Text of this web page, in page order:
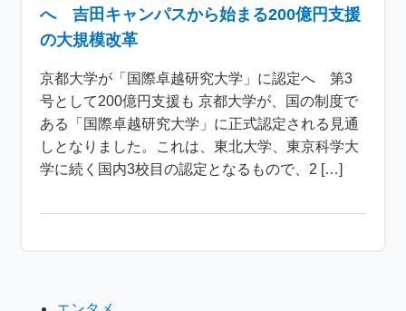
へ 吉田キャンパスから始まる200億円支援
の大規模改革
京都大学が「国際卓越研究大学」に認定へ 第3
号として200億円支援も 京都大学が、国の制度で
ある「国際卓越研究大学」に正式認定される見通
しとなりました。これは、東北大学、東京科学大
学に続く国内3校目の認定となるもので、2 […]